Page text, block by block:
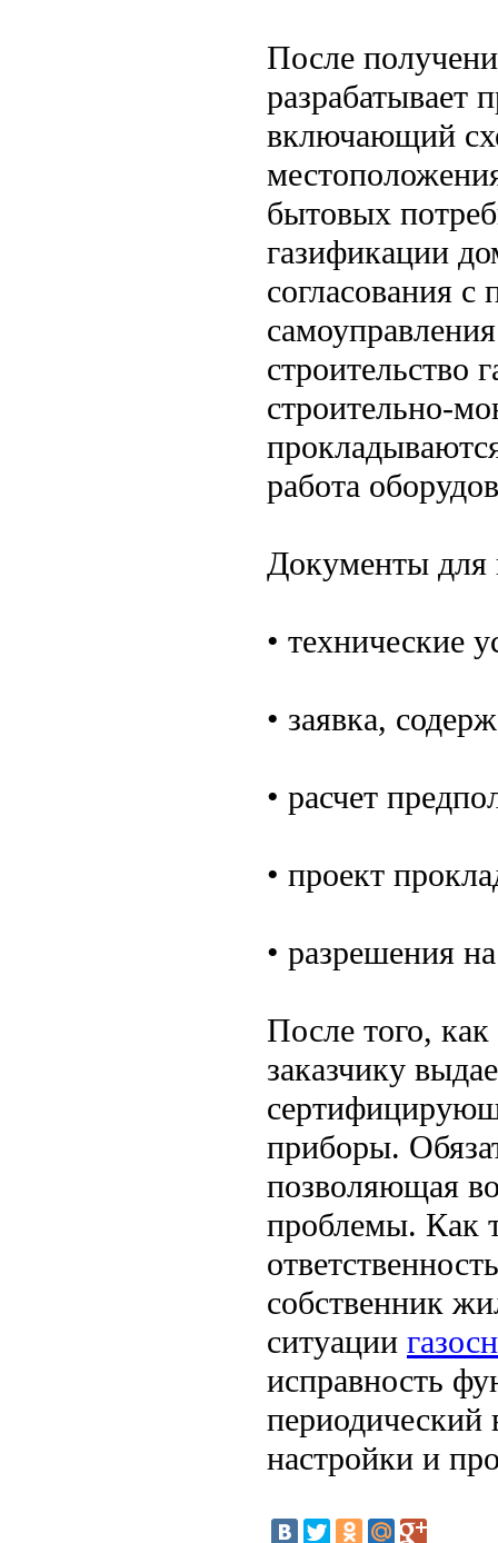
После
разрабатывает
включающий
бытовых
газификации
согласования
строительство
строительно-
работа
Документы для
• технические
• заявка,
• расчет
• проект
• разрешения
После того,
заказчику
приборы.
позволяющая
проблемы. Как
собственник
ситуации
исправность
периодический
настройки и